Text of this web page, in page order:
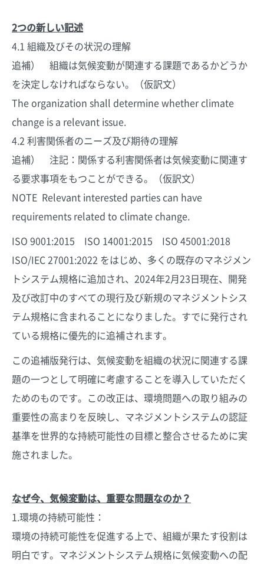
2つの新しい記述
4.1 組織及びその状況の理解
追補） 組織は気候変動が関連する課題であるかどうか
を決定しなければならない。（仮訳文）
The organization shall determine whether climate
change is a relevant issue.
4.2 利害関係者のニーズ及び期待の理解
追補） 注記：関係する利害関係者は気候変動に関連す
る要求事項をもつことができる。（仮訳文）
NOTE Relevant interested parties can have
requirements related to climate change.
ISO 9001:2015 ISO 14001:2015 ISO 45001:2018
ISO/IEC 27001:2022 をはじめ、多くの既存のマネジメン
トシステム規格に追加され、2024年2月23日現在、開発
及び改訂中のすべての現行及び新規のマネジメントシス
テム規格に含まれることになりました。すでに発行され
ている規格に優先的に追補されます。
この追補版発行は、気候変動を組織の状況に関連する課
題の一つとして明確に考慮することを導入していただく
ためのものです。この改正は、環境問題への取り組みの
重要性の高まりを反映し、マネジメントシステムの認証
基準を世界的な持続可能性の目標と整合させるために実
施されました。
なぜ今、気候変動は、重要な問題なのか？
1.環境の持続可能性：
環境の持続可能性を促進する上で、組織が果たす役割は
明白です。マネジメントシステム規格に気候変動への配